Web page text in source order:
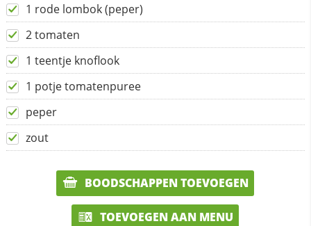
1 rode lombok (peper)
2 tomaten
1 teentje knoflook
1 potje tomatenpuree
peper
zout
BOODSCHAPPEN TOEVOEGEN
TOEVOEGEN AAN MENU